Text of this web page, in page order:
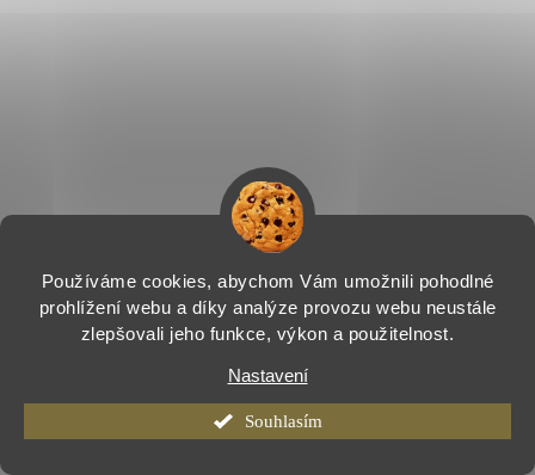
Používáme cookies, abychom Vám umožnili pohodlné
prohlížení webu a díky analýze provozu webu neustále
zlepšovali jeho funkce, výkon a použitelnost.
Nastavení
Souhlasím